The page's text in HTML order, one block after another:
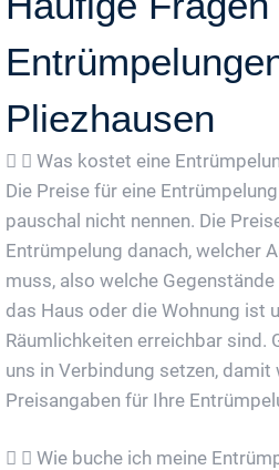
Pliezhausen
Was kostet eine
Die Preise für eine
pauschal nicht nennen. Die
Entrümpelung danach, welcher
muss, also welche
das Haus oder die Wohnung ist
Räumlichkeiten erreichbar sind.
uns in Verbindung setzen, damit
Preisangaben für Ihre
Wie buche ich meine